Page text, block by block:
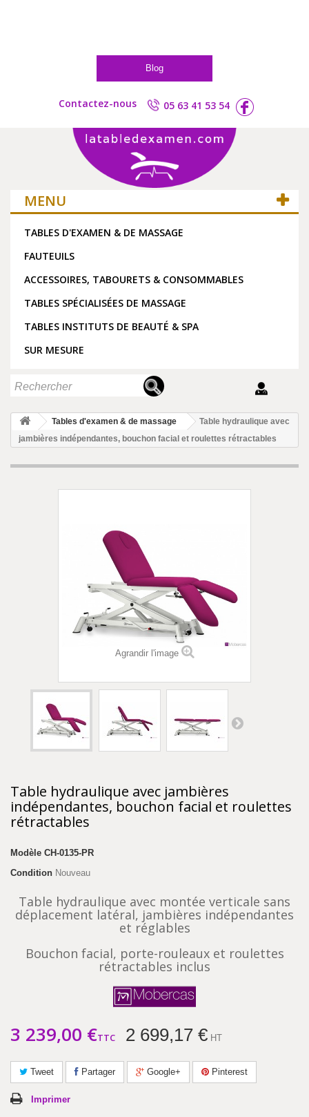
Blog
Contactez-nous 05 63 41 53 54
MENU
TABLES D'EXAMEN & DE MASSAGE
FAUTEUILS
ACCESSOIRES, TABOURETS & CONSOMMABLES
TABLES SPÉCIALISÉES DE MASSAGE
TABLES INSTITUTS DE BEAUTÉ & SPA
SUR MESURE
Tables d'examen & de massage
Table hydraulique avec
jambières indépendantes, bouchon facial et roulettes rétractables
Agrandir l'image
Table hydraulique avec jambières
indépendantes, bouchon facial et roulettes
rétractables
Modèle CH-0135-PR
Condition Nouveau
Table hydraulique avec montée verticale sans
déplacement latéral, jambières indépendantes
et réglables
Bouchon facial, porte-rouleaux et roulettes
rétractables inclus
3 239,00 €TTC 2 699,17 € HT
Tweet Partager Google+ Pinterest
Imprimer